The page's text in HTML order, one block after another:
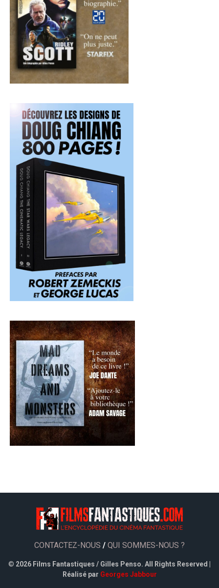
CONTACTEZ-NOUS / QUI SOMMES-NOUS ?
© 2026 Films Fantastiques / Gilles Penso. All Rights Reserved |
Réalisé par Georges Jabbour